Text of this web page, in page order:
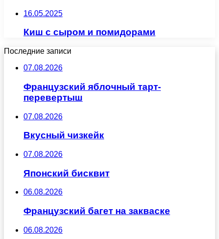
16.05.2025
Киш с сыром и помидорами
Последние записи
07.08.2026
Французский яблочный тарт-
перевертыш
07.08.2026
Вкусный чизкейк
07.08.2026
Японский бисквит
06.08.2026
Французский багет на закваске
06.08.2026